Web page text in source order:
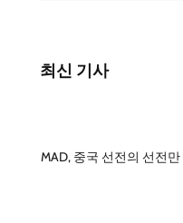
최신 기사
MAD, 중국 선전의 선전